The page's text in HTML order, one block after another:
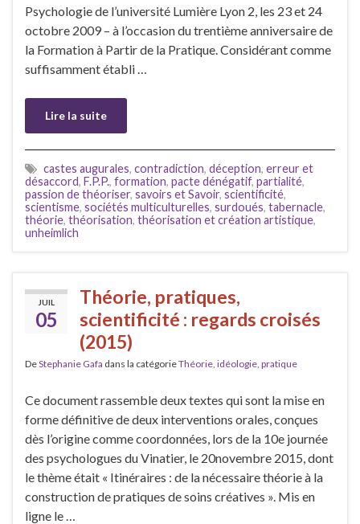
Psychologie de l’université Lumière Lyon 2, les 23 et 24
octobre 2009 – à l’occasion du trentième anniversaire de
la Formation à Partir de la Pratique. Considérant comme
suffisamment établi …
Lire la suite
castes augurales, contradiction, déception, erreur et
désaccord, F.P.P., formation, pacte dénégatif, partialité,
passion de théoriser, savoirs et Savoir, scientificité,
scientisme, sociétés multiculturelles, surdoués, tabernacle,
théorie, théorisation, théorisation et création artistique,
unheimlich
JUIL
05
Théorie, pratiques,
scientificité : regards croisés
(2015)
DeStephanie Gafa dans la catégorieThéorie, idéologie, pratique
Ce document rassemble deux textes qui sont la mise en
forme définitive de deux interventions orales, conçues
dès l’origine comme coordonnées, lors de la 10e journée
des psychologues du Vinatier, le 20novembre 2015, dont
le thème était « Itinéraires : de la nécessaire théorie à la
construction de pratiques de soins créatives ». Mis en
ligne le …